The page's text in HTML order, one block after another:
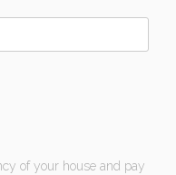
of your house and pay